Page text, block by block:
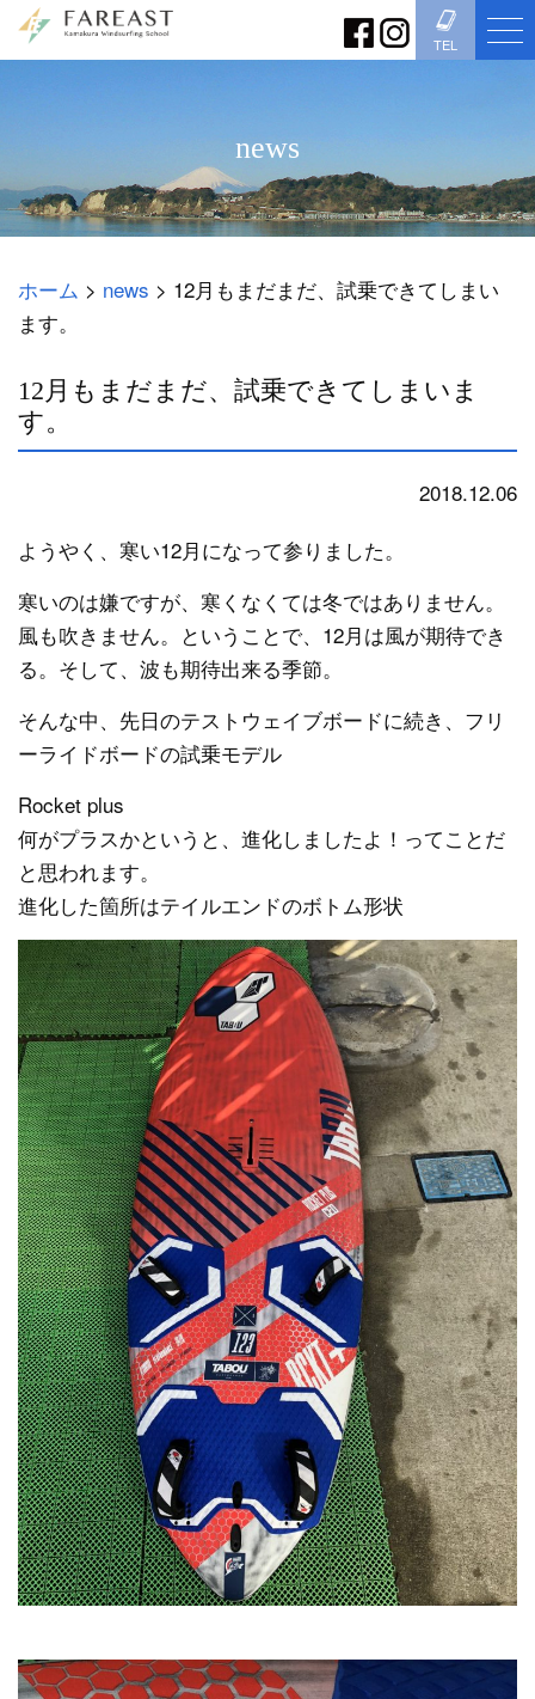
TEL
news
ホーム > news > 12月もまだまだ、試乗できてしまい
ます。
12月もまだまだ、試乗できてしまいま
す。
2018.12.06
ようやく、寒い12月になって参りました。
寒いのは嫌ですが、寒くなくては冬ではありません。
風も吹きません。ということで、12月は風が期待でき
る。そして、波も期待出来る季節。
そんな中、先日のテストウェイブボードに続き、フリ
ーライドボードの試乗モデル
Rocket plus
何がプラスかというと、進化しましたよ！ってことだ
と思われます。
進化した箇所はテイルエンドのボトム形状